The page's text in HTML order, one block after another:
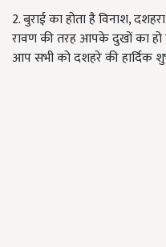
2. बुराई का होता है विनाश,
रावण की तरह आपके दुखों का हो
आप सभी को दशहरे की हार्दिक